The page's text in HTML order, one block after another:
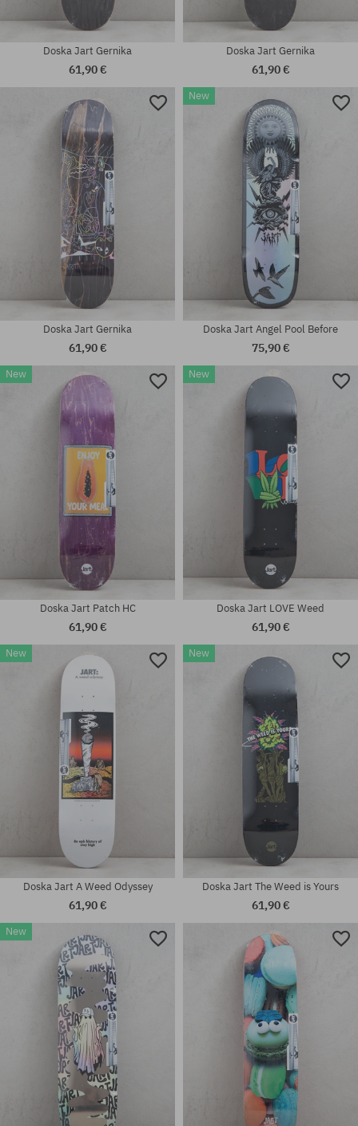
Dostupné veľkosti:
Doska Jart Gernika
61,90 €
Dostupné veľkosti:
Doska Jart Gernika
61,90 €
Dostupné veľkosti:
Doska Jart Gernika
61,90 €
New
Dostupné veľkosti:
Doska Jart Angel Pool Before
75,90 €
New
Dostupné veľkosti:
Doska Jart Patch HC
61,90 €
New
Dostupné veľkosti:
Doska Jart LOVE Weed
61,90 €
New
Doska Jart A Weed Odyssey
61,90 €
New
Doska Jart The Weed is Yours
61,90 €
New